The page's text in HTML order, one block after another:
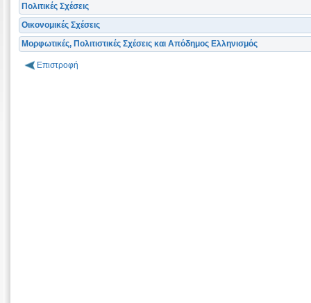
Πολιτικές Σχέσεις
Οικονομικές Σχέσεις
Μορφωτικές, Πολιτιστικές Σχέσεις και Απόδημος Ελληνισμός
Επιστροφή